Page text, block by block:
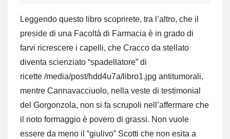
Leggendo questo libro scoprirete, tra l’altro, che il
preside di una Facoltà di Farmacia è in grado di
farvi ricrescere i capelli, che Cracco da stellato
diventa scienziato “spadellatore” di
ricette /media/post/hdd4u7a/libro1.jpg antitumorali,
mentre Cannavacciuolo, nella veste di testimonial
del Gorgonzola, non si fa scrupoli nell’affermare che
il noto formaggio è povero di grassi. Non vuole
essere da meno il “giulivo” Scotti che non esita a